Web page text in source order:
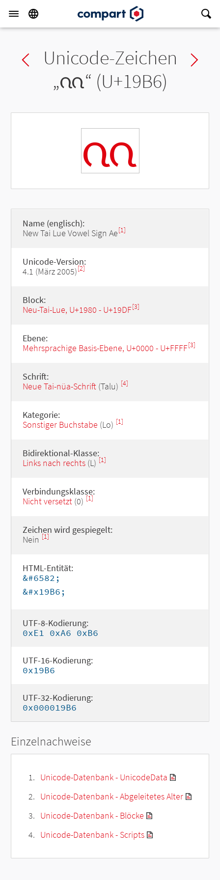
Previous char
Unicode-Zeichen
„ᦶ“ (U+19B6)
ᦶ
Name (englisch):
New Tai Lue Vowel Sign Ae[1]
Unicode-Version:
4.1 (März 2005)[2]
Block:
Neu-Tai-Lue, U+1980 - U+19DF[3]
Ebene:
Mehrsprachige Basis-Ebene, U+0000 - U+FFFF[3]
Schrift:
Neue Tai-nüa-Schrift(Talu) [4]
Kategorie:
Sonstiger Buchstabe (Lo) [1]
Bidirektional-Klasse:
Links nach rechts(L) [1]
Verbindungsklasse:
Nicht versetzt(0) [1]
Zeichen wird gespiegelt:
Nein [1]
HTML-Entität:
&#6582;
&#x19B6;
UTF-8-Kodierung:
0xE1 0xA6 0xB6
UTF-16-Kodierung:
0x19B6
UTF-32-Kodierung:
0x000019B6
Einzelnachweise
Unicode-Datenbank - UnicodeData
Unicode-Datenbank - Abgeleitetes Alter
Unicode-Datenbank - Blöcke
Unicode-Datenbank - Scripts